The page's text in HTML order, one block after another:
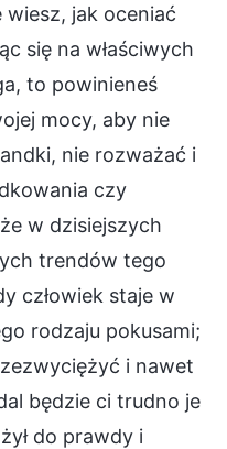
wiesz, jak oceniać
się na właściwych
to powinieneś
mocy, aby nie
nie rozważać i
czy
w dzisiejszych
trendów tego
człowiek staje w
rodzaju pokusami;
i nawet
będzie ci trudno je
do prawdy i